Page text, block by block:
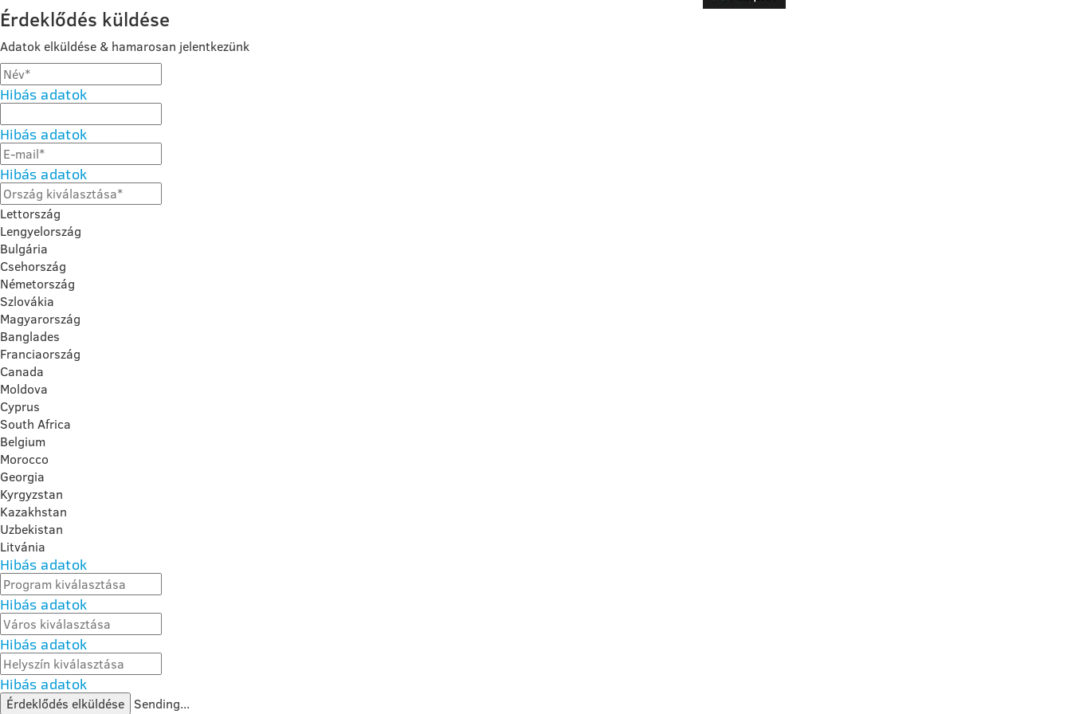
Érdeklődés küldése
Adatok elküldése & hamarosan jelentkezünk
Hibás adatok
Hibás adatok
Hibás adatok
Lettország
Lengyelország
Bulgária
Csehország
Németország
Szlovákia
Magyarország
Banglades
Franciaország
Canada
Moldova
Cyprus
South Africa
Belgium
Morocco
Georgia
Kyrgyzstan
Kazakhstan
Uzbekistan
Litvánia
Hibás adatok
Hibás adatok
Hibás adatok
Hibás adatok
Érdeklődés elküldése Sending...